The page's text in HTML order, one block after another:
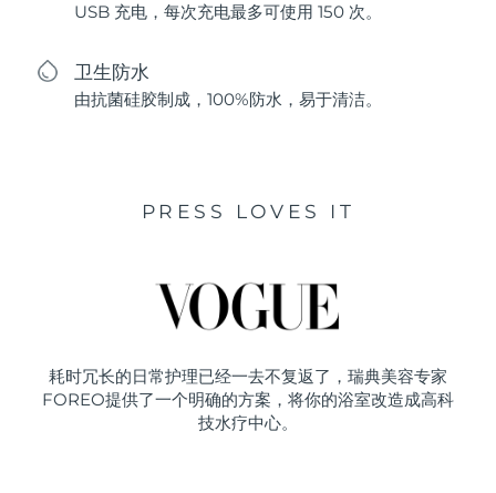
USB 充电，每次充电最多可使用 150 次。
卫生防水
由抗菌硅胶制成，100%防水，易于清洁。
PRESS LOVES IT
耗时冗长的日常护理已经一去不复返了，瑞典美容专家
FOREO提供了一个明确的方案，将你的浴室改造成高科
技水疗中心。